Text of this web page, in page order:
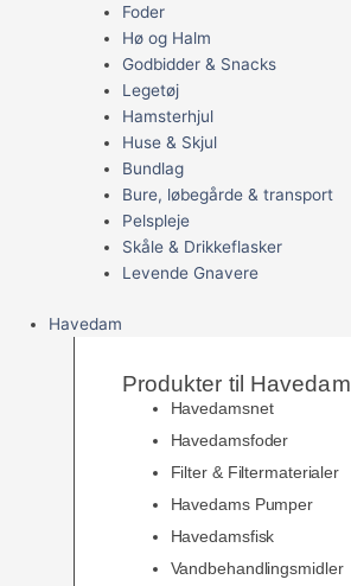
Foder
Hø og Halm
Godbidder & Snacks
Legetøj
Hamsterhjul
Huse & Skjul
Bundlag
Bure, løbegårde & transport
Pelspleje
Skåle & Drikkeflasker
Levende Gnavere
Havedam
Produkter til Havedam
Havedamsnet
Havedamsfoder
Filter & Filtermaterialer
Havedams Pumper
Havedamsfisk
Vandbehandlingsmidler